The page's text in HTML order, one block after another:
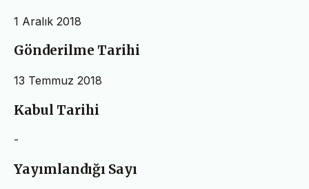
1 Aralık 2018
Gönderilme Tarihi
13 Temmuz 2018
Kabul Tarihi
-
Yayımlandığı Sayı